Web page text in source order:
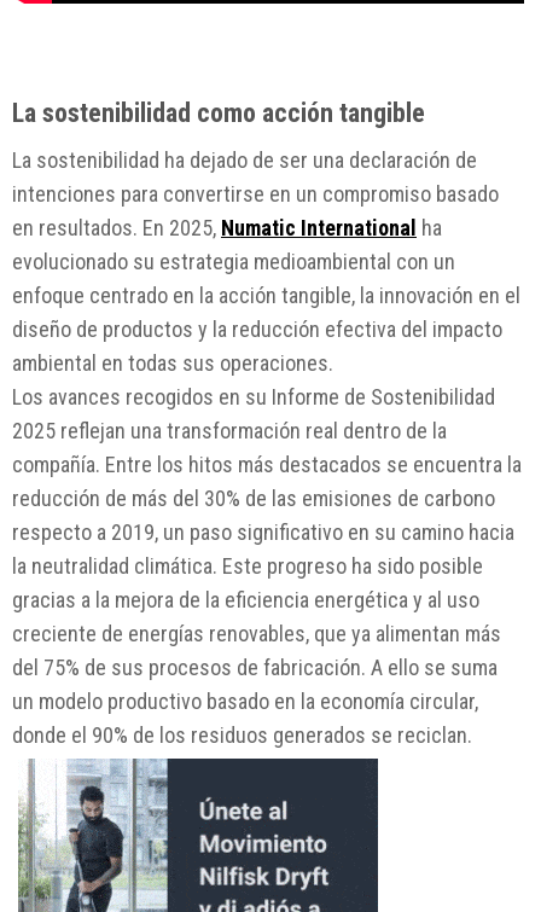
La sostenibilidad como acción tangible
La sostenibilidad ha dejado de ser una declaración de
intenciones para convertirse en un compromiso basado
en resultados. En 2025, Numatic International ha
evolucionado su estrategia medioambiental con un
enfoque centrado en la acción tangible, la innovación en el
diseño de productos y la reducción efectiva del impacto
ambiental en todas sus operaciones.
Los avances recogidos en su Informe de Sostenibilidad
2025 reflejan una transformación real dentro de la
compañía. Entre los hitos más destacados se encuentra la
reducción de más del 30% de las emisiones de carbono
respecto a 2019, un paso significativo en su camino hacia
la neutralidad climática. Este progreso ha sido posible
gracias a la mejora de la eficiencia energética y al uso
creciente de energías renovables, que ya alimentan más
del 75% de sus procesos de fabricación. A ello se suma
un modelo productivo basado en la economía circular,
donde el 90% de los residuos generados se reciclan.